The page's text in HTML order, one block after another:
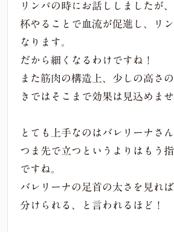
リンパの時にお話ししましたが
杯やることで血流が促進し、リ
なります。
だから細くなるわけですね！
また筋肉の構造上、少しの高さ
きではそこまで効果は見込めませ
とても上手なのはバレリーナさん
つま先で立つというよりはもう
ですね。
バレリーナの足首の太さを見れ
分けられる、と言われるほど！